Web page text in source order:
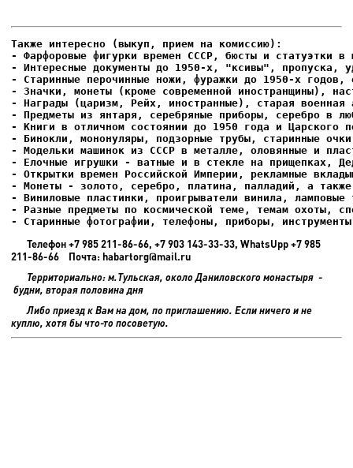
- Фарфоровые фигурки времен СССР, бюсты и статуэтки в
- Интересные документы до 1950-х, "ксивы", пропуска,
- Елочные игрушки - ватные и в стекле на прищепках,
- Старинные фотографии, телефоны, приборы,
Телефон +7 985 211-86-66, +7 903 143-33-33, WhatsUpp +7 985
211-86-66 Почта: habartorg@mail.ru
Территориально: м.Тульская, около Даниловского монастыря -
будни, вторая половина дня
Либо приезд к Вам на дом, по приглашению. Если ничего и не
куплю, хотя бы что-то посоветую.